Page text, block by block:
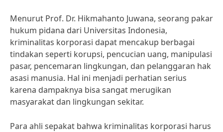
Menurut Prof. Dr. Hikmahanto Juwana, seorang pakar
hukum pidana dari Universitas Indonesia,
kriminalitas korporasi dapat mencakup berbagai
tindakan seperti korupsi, pencucian uang, manipulasi
pasar, pencemaran lingkungan, dan pelanggaran hak
asasi manusia. Hal ini menjadi perhatian serius
karena dampaknya bisa sangat merugikan
masyarakat dan lingkungan sekitar.
Para ahli sepakat bahwa kriminalitas korporasi harus